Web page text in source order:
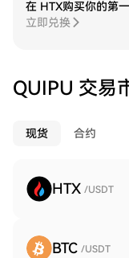
在 HTX购买你的第
立即兑换
QUIPU 交易
现货 合约
HTX /USDT
BTC /USDT